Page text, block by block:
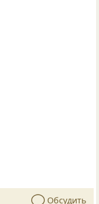
Обсудить